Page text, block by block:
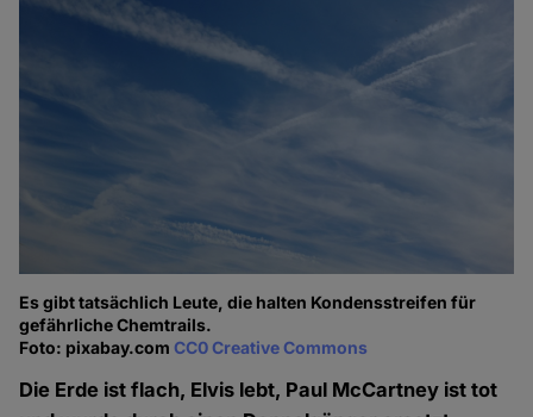
Es gibt tatsächlich Leute, die halten Kondensstreifen für
gefährliche Chemtrails.
Foto: pixabay.comCC0 Creative Commons
Die Erde ist flach, Elvis lebt, Paul McCartney ist tot